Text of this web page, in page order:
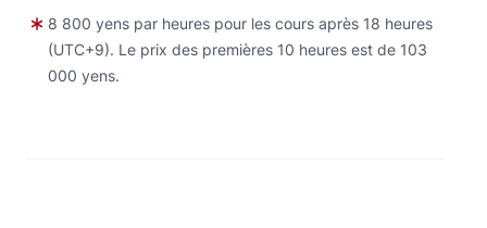
8 800 yens par heures pour les cours après 18 heures
(UTC+9). Le prix des premières 10 heures est de 103
000 yens.